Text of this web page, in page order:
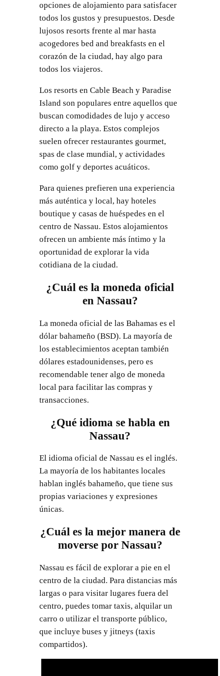
opciones de alojamiento para satisfacer
todos los gustos y presupuestos. Desde
lujosos resorts frente al mar hasta
acogedores bed and breakfasts en el
corazón de la ciudad, hay algo para
todos los viajeros.
Los resorts en Cable Beach y Paradise
Island son populares entre aquellos que
buscan comodidades de lujo y acceso
directo a la playa. Estos complejos
suelen ofrecer restaurantes gourmet,
spas de clase mundial, y actividades
como golf y deportes acuáticos.
Para quienes prefieren una experiencia
más auténtica y local, hay hoteles
boutique y casas de huéspedes en el
centro de Nassau. Estos alojamientos
ofrecen un ambiente más íntimo y la
oportunidad de explorar la vida
cotidiana de la ciudad.
¿Cuál es la moneda oficial
en Nassau?
La moneda oficial de las Bahamas es el
dólar bahameño (BSD). La mayoría de
los establecimientos aceptan también
dólares estadounidenses, pero es
recomendable tener algo de moneda
local para facilitar las compras y
transacciones.
¿Qué idioma se habla en
Nassau?
El idioma oficial de Nassau es el inglés.
La mayoría de los habitantes locales
hablan inglés bahameño, que tiene sus
propias variaciones y expresiones
únicas.
¿Cuál es la mejor manera de
moverse por Nassau?
Nassau es fácil de explorar a pie en el
centro de la ciudad. Para distancias más
largas o para visitar lugares fuera del
centro, puedes tomar taxis, alquilar un
carro o utilizar el transporte público,
que incluye buses y jitneys (taxis
compartidos).